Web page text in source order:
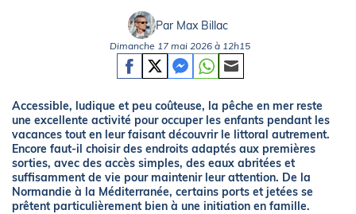
Par Max Billac
Dimanche 17 mai 2026 à 12h15
Accessible, ludique et peu coûteuse, la pêche en mer reste
une excellente activité pour occuper les enfants pendant les
vacances tout en leur faisant découvrir le littoral autrement.
Encore faut-il choisir des endroits adaptés aux premières
sorties, avec des accès simples, des eaux abritées et
suffisamment de vie pour maintenir leur attention. De la
Normandie à la Méditerranée, certains ports et jetées se
prêtent particulièrement bien à une initiation en famille.